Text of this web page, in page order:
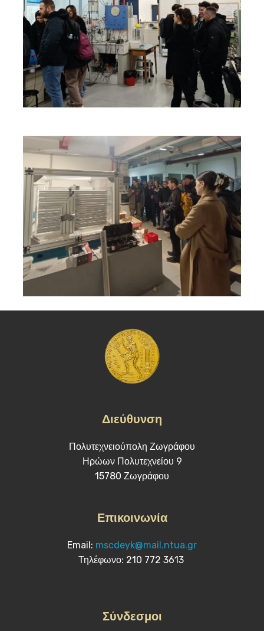
Διεύθυνση
Πολυτεχνειούπολη Ζωγράφου
Ηρώων Πολυτεχνείου 9
15780 Ζωγράφου
Επικοινωνία
Email: mscdeyk@mail.ntua.gr
Τηλέφωνο: 210 772 3613
Σύνδεσμοι